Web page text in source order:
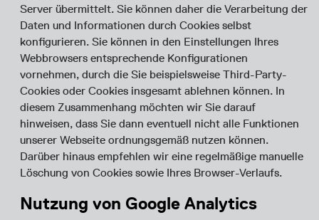
Server übermittelt. Sie können daher die Verarbeitung der
Daten und Informationen durch Cookies selbst
konfigurieren. Sie können in den Einstellungen Ihres
Webbrowsers entsprechende Konfigurationen
vornehmen, durch die Sie beispielsweise Third-Party-
Cookies oder Cookies insgesamt ablehnen können. In
diesem Zusammenhang möchten wir Sie darauf
hinweisen, dass Sie dann eventuell nicht alle Funktionen
unserer Webseite ordnungsgemäß nutzen können.
Darüber hinaus empfehlen wir eine regelmäßige manuelle
Löschung von Cookies sowie Ihres Browser-Verlaufs.
Nutzung von Google Analytics